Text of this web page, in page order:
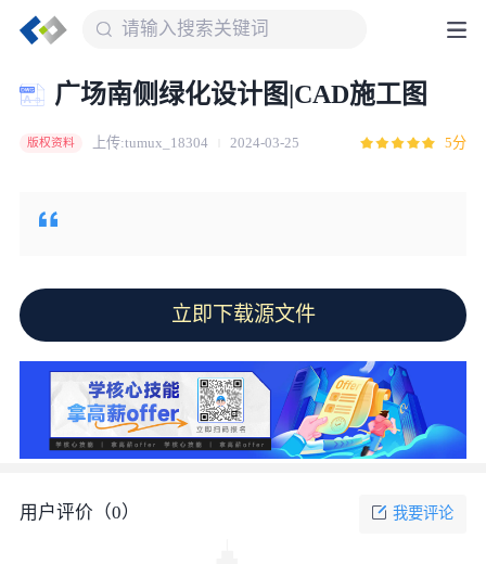
广场南侧绿化设计图|CAD施工图
版权资料 上传:tumux_18304 2024-03-25 5分
立即下载源文件
用户评价（0） 我要评论